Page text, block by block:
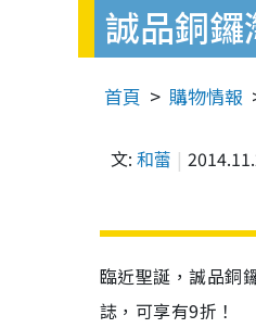
誠品銅
首頁 購物情報
文: 和蕾
臨近聖誕，誠品銅
誌，可享有9折！